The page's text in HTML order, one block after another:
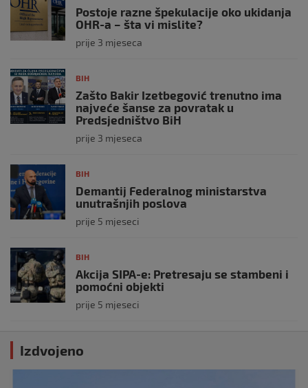
Postoje razne špekulacije oko ukidanja
OHR-a – šta vi mislite?
prije 3 mjeseca
BIH
Zašto Bakir Izetbegović trenutno ima
najveće šanse za povratak u
Predsjedništvo BiH
prije 3 mjeseca
BIH
Demantij Federalnog ministarstva
unutrašnjih poslova
prije 5 mjeseci
BIH
Akcija SIPA-e: Pretresaju se stambeni i
pomoćni objekti
prije 5 mjeseci
Izdvojeno